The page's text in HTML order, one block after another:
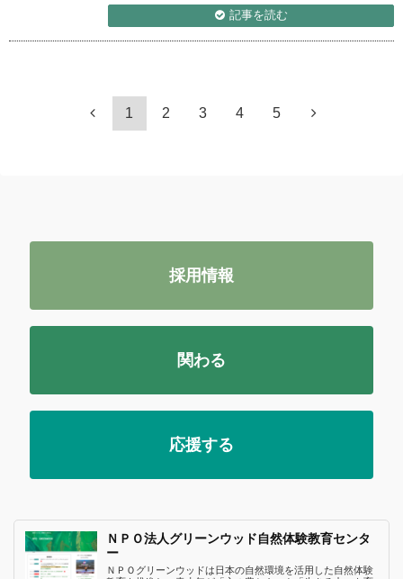
記事を読む
1 2 3 4 5
採用情報
関わる
応援する
ＮＰＯ法人グリーンウッド自然体験教育センタ
ー
ＮＰＯグリーンウッドは日本の自然環境を活用した自然体験